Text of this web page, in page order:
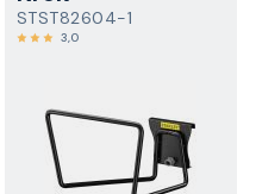
STST82604-1
3,0